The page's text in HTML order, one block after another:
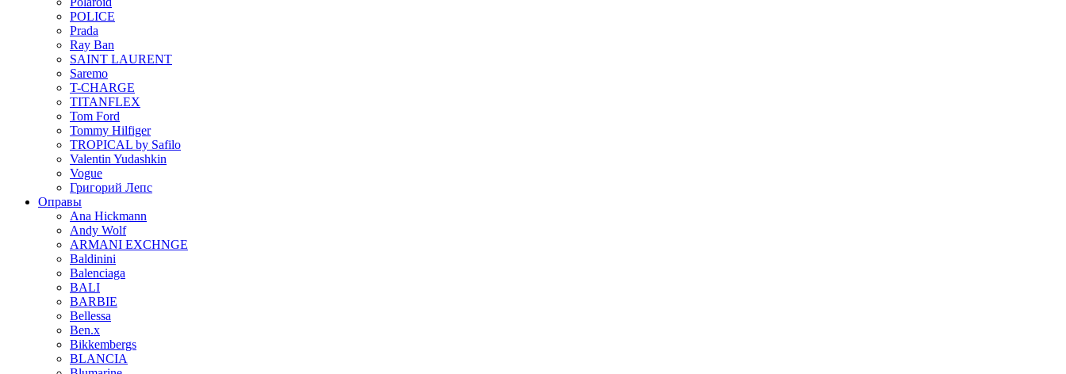
POLICE
Prada
Ray Ban
SAINT LAURENT
Saremo
T-CHARGE
TITANFLEX
Tom Ford
Tommy Hilfiger
TROPICAL by Safilo
Valentin Yudashkin
Vogue
Григорий Лепс
Оправы
Ana Hickmann
Andy Wolf
ARMANI EXCHNGE
Baldinini
Balenciaga
BALI
BARBIE
Bellessa
Ben.x
Bikkembergs
BLANCIA